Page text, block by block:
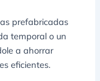
prefabricadas
temporal o un
a ahorrar
eficientes.